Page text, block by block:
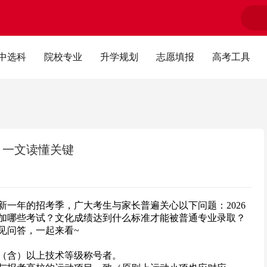
选科 院校专业 升学规划 志愿填报 高考工具
文读懂关键
一年的招考季，广大考生与家长普遍关心以下问题：2026
些考试？文化成绩达到什么标准才能被普通专业录取？
问答，一起来看~
）以上技术等级称号者。